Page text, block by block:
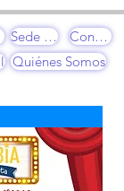
Quiénes Somos
Sede Cultural Contacto